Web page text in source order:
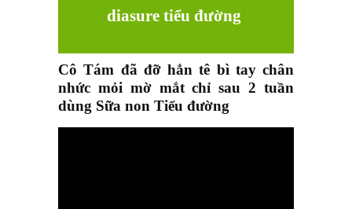
diasure tiểu đường
Cô Tám đã đỡ hẳn tê bì tay chân
nhức mỏi mờ mắt chỉ sau 2 tuần
dùng Sữa non Tiểu đường